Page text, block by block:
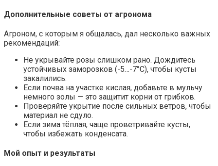
Дополнительные советы от агронома
Агроном, с которым я общалась, дал несколько важных
рекомендаций:
Не укрывайте розы слишком рано. Дождитесь
устойчивых заморозков (-5…-7°C), чтобы кусты
закалились.
Если почва на участке кислая, добавьте в мульчу
немного золы — это защитит корни от грибков.
Проверяйте укрытие после сильных ветров, чтобы
материал не сдуло.
Если зима тёплая, чаще проветривайте кусты,
чтобы избежать конденсата.
Мой опыт и результаты